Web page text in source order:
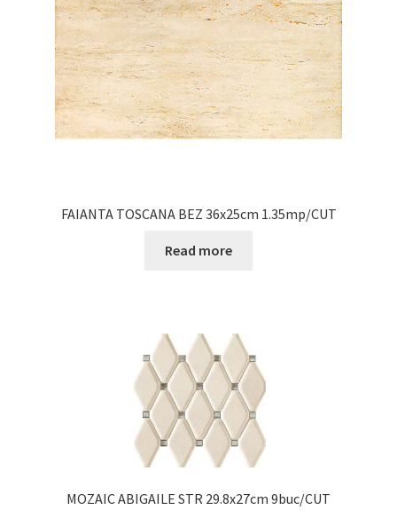
FAIANTA TOSCANA BEZ 36x25cm 1.35mp/CUT
Read more
MOZAIC ABIGAILE STR 29.8x27cm 9buc/CUT